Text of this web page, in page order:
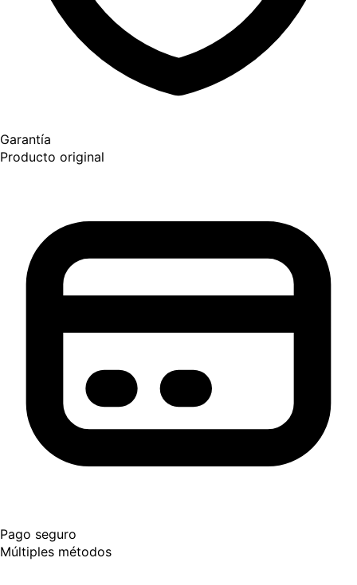
Garantía
Producto original
Pago seguro
Múltiples métodos